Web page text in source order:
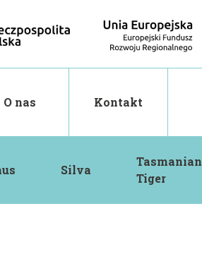
O nas Kontakt
Silva
Tasmanian
Tiger